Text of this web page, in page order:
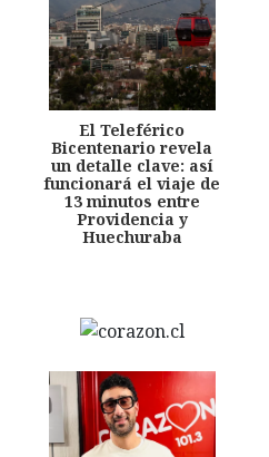
El Teleférico
Bicentenario revela
un detalle clave: así
funcionará el viaje de
13 minutos entre
Providencia y
Huechuraba